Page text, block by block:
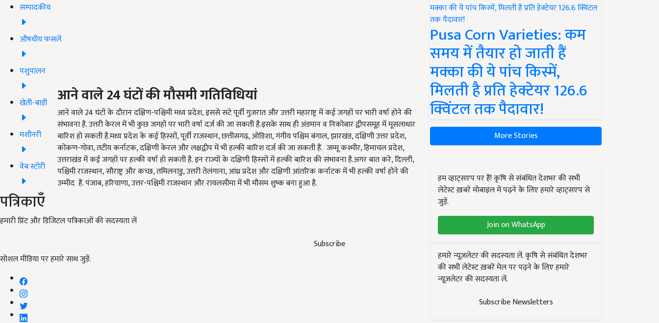
सम्पादकीय
औषधीय फसलें
पशुपालन
खेती-बाड़ी
मशीनरी
वेब स्टोरी
पत्रिकाएँ
हमारी प्रिंट और डिजिटल पत्रिकाओं की सदस्यता लें
Subscribe
सोशल मीडिया पर हमारे साथ जुड़ें:
आने वाले 24घंटों की मौसमी गतिविधियां
आने वाले 24 घंटों के दौरान दक्षिण-पश्चिमी मध्य प्रदेश, इससे सटे पूर्वी गुजरात और उत्तरी महाराष्ट्र में कई जगहों पर भारी वर्षा होने की
संभावना है. उत्तरी केरल में भी कुछ जगहों पर भारी वर्षा दर्ज की जा सकती है.इसके साथ ही अंडमान व निकोबार द्वीपसमूह में मूसलाधार
बारिश हो सकती है.मध्य प्रदेश के कई हिस्सों, पूर्वी राजस्थान, छत्तीसगढ़, ओडिशा, गंगीय पश्चिम बंगाल, झारखंड, दक्षिणी उत्तर प्रदेश,
कोंकण-गोवा, तटीय कर्नाटक, दक्षिणी केरल और लक्षद्वीप में भी हल्की बारिश दर्ज की जा सकती हैं. जम्मू कश्मीर, हिमाचल प्रदेश,
उत्तराखंड में कई जगहों पर हल्की वर्षा हो सकती है. इन राज्यों के दक्षिणी हिस्सों में हल्की बारिश की संभावना है.अगर बात करे, दिल्ली,
पश्चिमी राजस्थान, सौराष्ट्र और कच्छ, तमिलनाडु, उत्तरी तेलंगाना, आंध्र प्रदेश और दक्षिणी आंतरिक कर्नाटक में भी हल्की वर्षा होने की
उम्मीद हैं. पंजाब, हरियाणा, उत्तर-पश्चिमी राजस्थान और रायलसीमा में भी मौसम शुष्क बना हुआ है.
Pusa Corn Varieties: कम
समय में तैयार हो जाती हैं
मक्का की ये पांच किस्में,
मिलती है प्रति हेक्टेयर 126.6
क्विंटल तक पैदावार!
More Stories
हम व्हाट्सएप पर हैं! कृषि से संबंधित देशभर की सभी
लेटेस्ट ख़बरें मोबाइल में पढ़ने के लिए हमारे व्हाट्सएप से
जुड़ें.
Join on WhatsApp
हमारे न्यूज़लेटर की सदस्यता लें. कृषि से संबंधित देशभर
की सभी लेटेस्ट ख़बरें मेल पर पढ़ने के लिए हमारे
न्यूज़लेटर की सदस्यता लें.
Subscribe Newsletters